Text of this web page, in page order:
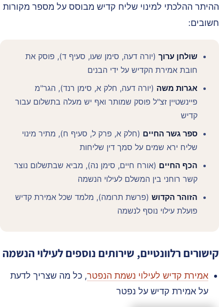
ההלכתי למינוי שליח קדיש מבוסס על מספר מקורות
שולחן ערוך(יורה דעה, סימן שעו, סעיף ד), פוסק את
חובת אמירת הקדיש על ידי הבנים
אגרות משה(יורה דעה, חלק א, סימן רנד), הגר"מ
פיינשטיין זצ"ל פוסק שמותר ואף יש מעלה בתשלום עבור
קדיש
ספר גשר החיים(חלק א, פרק ל, סעיף ח), מתיר מינוי
שליח ירא שמים על סמך דין שליחות
הכף החיים(אורח חיים, סימן נה), מביא שבתשלום נוצר
קשר רוחני בין המשלם לעילוי הנשמה
הזוהר הקדוש(פרשת תרומה), מלמד שכל אמירת קדיש
פועלת עילוי נוסף לנשמה
רלוונטיים, שירותים נוספים לעילוי הנשמה
אמירת קדיש לעילוי נשמת הנפטר, כל מה שצריך לדעת
על אמירת קדיש על נפטר